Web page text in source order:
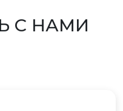
С НАМИ